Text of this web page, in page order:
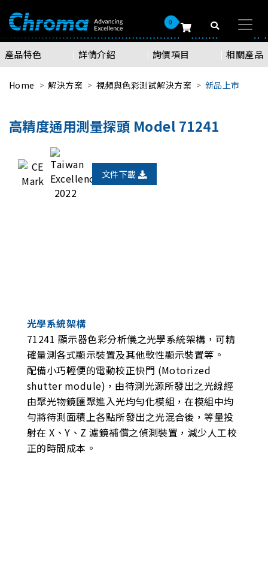
0
產品特色 詳情介紹 詢價項目 相關產品
Home 解決方案 視頻與色彩測試解決方案 新品上市
高精度通用測量探頭 Model 71241
文件下載
光學系統架構
71241 顯示器色彩分析儀之光學系統架構，可精
確量測各式顯示裝置及其他軟性顯示裝置等。
配備小巧輕便的電動校正快門 (Motorized
shutter module)，由待測光源所發出之光線經
由聚光物鏡匯聚進入光均勻化模組，在模組中均
勻將待測面積上各點所發出之光混合後，等量投
射在 X、Y、Z 濾鏡補償之偵測裝置，減少人工校
正的時間成本。